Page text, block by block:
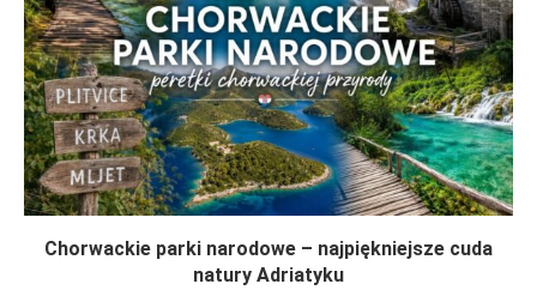
Chorwackie parki narodowe – najpiękniejsze cuda
natury Adriatyku